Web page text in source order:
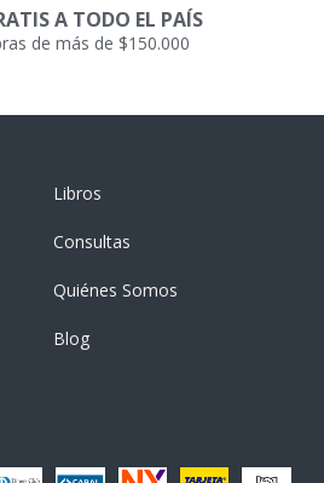
A TODO EL PAÍS
de más de $150.000
Libros
Consultas
Quiénes Somos
Blog